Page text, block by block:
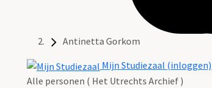
Antinetta Gorkom
Mijn Studiezaal (inloggen)
Alle personen ( Het Utrechts Archief )